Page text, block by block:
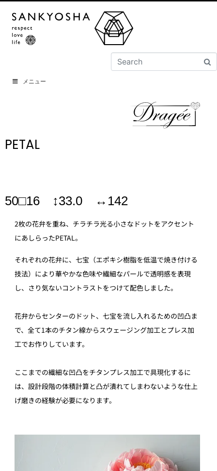
メニュー
PETAL
50□16 ↕33.0 ↔142
2枚の花弁を重ね、チラチラ光る小さなドットをアクセント
にあしらったPETAL。
それぞれの花弁に、七宝（エポキシ樹脂を低温で焼き付ける
技法）により華やかな色味や繊細なパールで透明感を表現
し、さり気ないコントラストをつけて配色しました。
花弁からセンターのドット、七宝を流し入れるための凹凸ま
で、全て1本のチタン線からスウェージング加工とプレス加
工でお作りしています。
ここまでの繊細な凹凸をチタンプレス加工で具現化するに
は、設計段階の体積計算と凸が潰れてしまわないような仕上
げ磨きの経験が必要になります。